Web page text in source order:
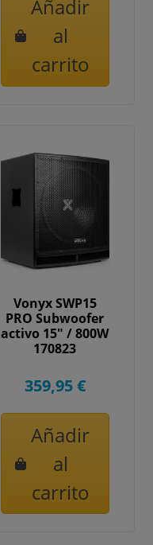
Añadir
al
carrito
Vonyx SWP15
PRO Subwoofer
activo 15" / 800W
170823
359,95 €
Añadir
al
carrito